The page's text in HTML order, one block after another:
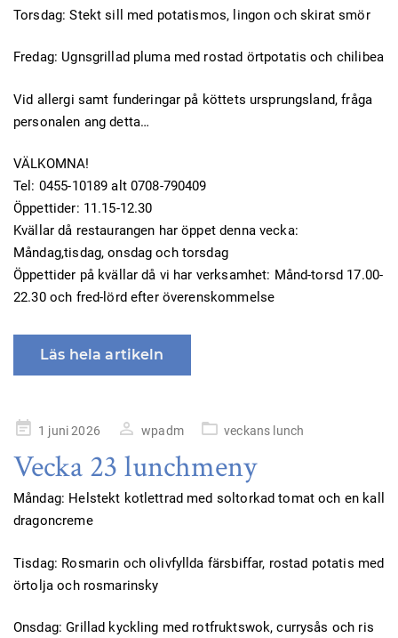
Torsdag: Stekt sill med potatismos, lingon och skirat smör
Fredag: Ugnsgrillad pluma med rostad örtpotatis och chilibea
Vid allergi samt funderingar på köttets ursprungsland, fråga
personalen ang detta…
VÄLKOMNA!
Tel: 0455-10189 alt 0708-790409
Öppettider: 11.15-12.30
Kvällar då restaurangen har öppet denna vecka:
Måndag,tisdag, onsdag och torsdag
Öppettider på kvällar då vi har verksamhet: Månd-torsd 17.00-
22.30 och fred-lörd efter överenskommelse
Läs hela artikeln
Publicerad
1 juni 2026 wpadm veckans lunch
Vecka 23 lunchmeny
Måndag: Helstekt kotlettrad med soltorkad tomat och en kall
dragoncreme
Tisdag: Rosmarin och olivfyllda färsbiffar, rostad potatis med
örtolja och rosmarinsky
Onsdag: Grillad kyckling med rotfruktswok, currysås och ris